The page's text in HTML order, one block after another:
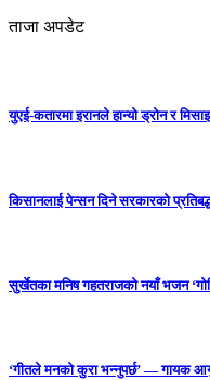
ताजा अपडेट
युएई-कतारमा इरानले हान्यो ड्रोन र
किसानलाई पेन्सन दिने सरकारको
सुर्खेतका मनिष गहतराजको नयाँ भजन
‘गीतले मनको कुरा भन्नुपर्छ’ — गायक